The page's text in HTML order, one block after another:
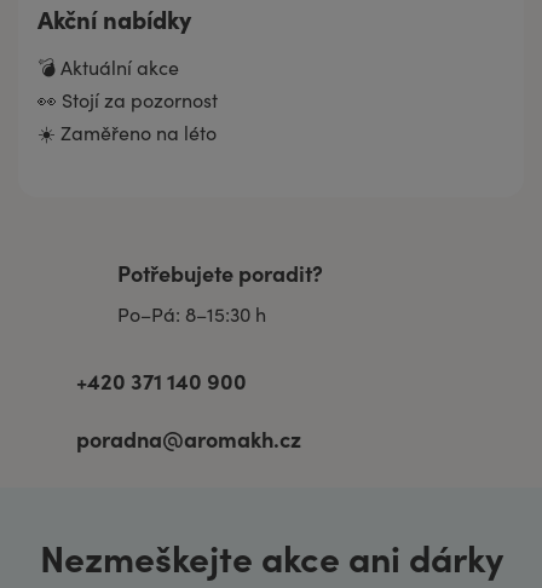
Akční nabídky
💣 Aktuální akce
👀 Stojí za pozornost
☀️ Zaměřeno na léto
Potřebujete poradit?
Po–Pá: 8–15:30 h
+420 371 140 900
poradna@aromakh.cz
Nezmeškejte akce ani dárky